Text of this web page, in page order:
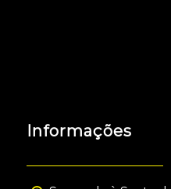
Informações